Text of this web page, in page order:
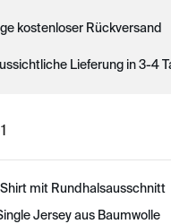
kostenloser Rückversand
Lieferung in 3-4
mit Rundhalsausschnitt
Jersey aus Baumwolle